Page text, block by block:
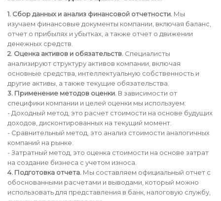
1. Сбор данных и анализ финансовой отчетности. Мы
изучаем финансовые документы компании, включая баланс,
отчет о прибылях и убытках, а также отчет о движении
денежных средств.
2. Оценка активов и обязательств. Специалисты
анализируют структуру активов компании, включая
основные средства, интеллектуальную собственность и
другие активы, а также текущие обязательства.
3. Применение методов оценки. В зависимости от
специфики компании и целей оценки мы используем:
- Доходный метод, это расчет стоимости на основе будущих
доходов, дисконтированных на текущий момент.
- Сравнительный метод, это анализ стоимости аналогичных
компаний на рынке.
- Затратный метод, это оценка стоимости на основе затрат
на создание бизнеса с учетом износа.
4. Подготовка отчета. Мы составляем официальный отчет с
обоснованными расчетами и выводами, который можно
использовать для представления в банк, налоговую службу,